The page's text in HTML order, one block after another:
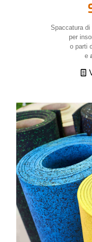
Spaccatura di
per
o parti
e